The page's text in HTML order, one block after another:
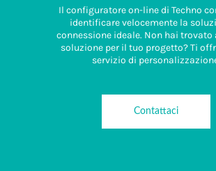
Il configuratore on-line di Techno
identificare velocemente la
connessione ideale. Non hai trovato
soluzione per il tuo progetto? Ti
servizio di
Contattaci